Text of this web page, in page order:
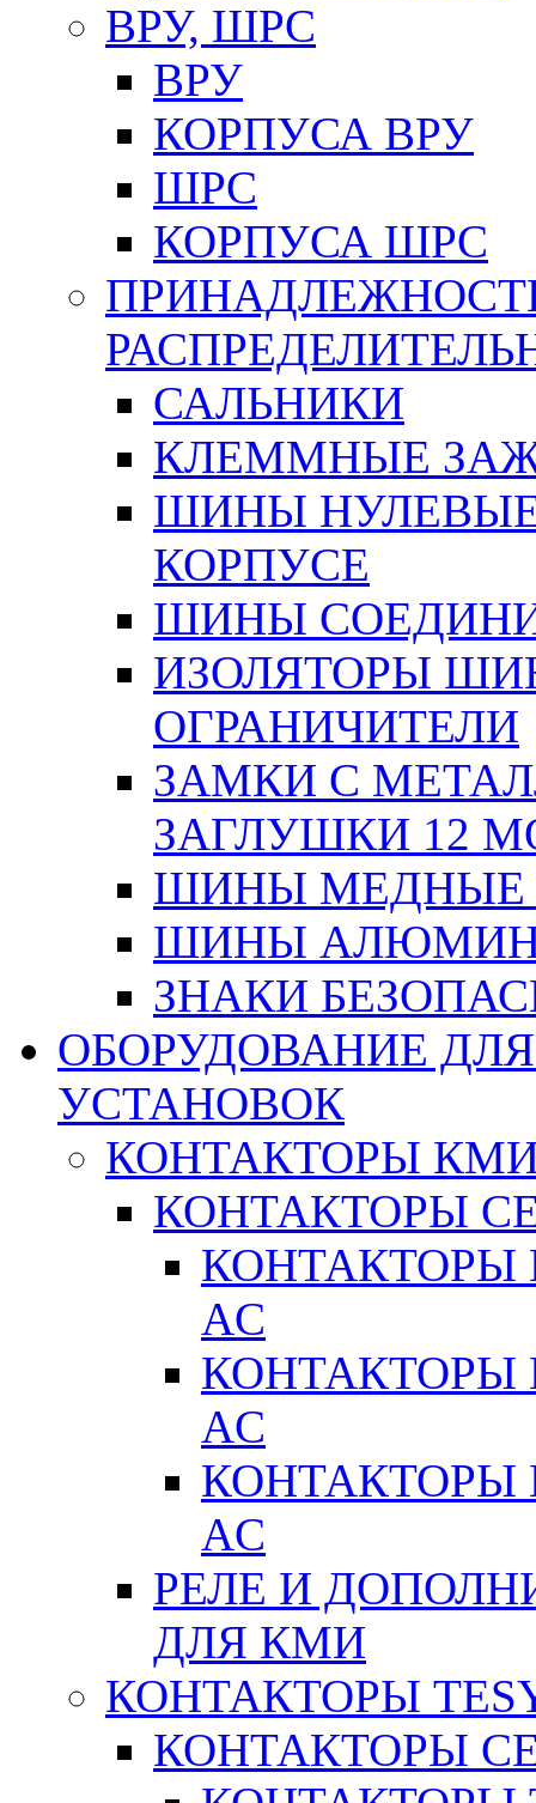
ВРУ, ШРС
ВРУ
КОРПУСА ВРУ
ШРС
КОРПУСА ШРС
САЛЬНИКИ
КЛЕММНЫЕ
ШИНЫ
КОРПУСЕ
ШИНЫ
ИЗОЛЯТОРЫ
ОГРАНИЧИТЕЛИ
ЗАМКИ С
ЗАГЛУШКИ 12
ШИНЫ МЕДНЫЕ
ШИНЫ
ЗНАКИ
ОБОРУДОВАНИЕ
УСТАНОВОК
КОНТАКТОРЫ
КОНТАКТОРЫ
КОНТАКТОРЫ
AC
КОНТАКТОРЫ
AC
КОНТАКТОРЫ
AC
РЕЛЕ И
ДЛЯ КМИ
КОНТАКТОРЫ
КОНТАКТОРЫ